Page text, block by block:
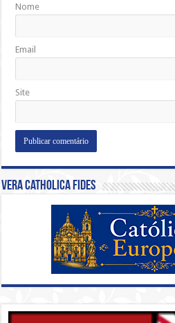
Nome
Email
Site
Vera Catholica Fides